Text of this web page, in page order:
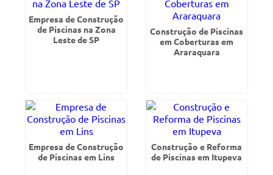
Empresa de Construção
de Piscinas na Zona
Leste de SP
Construção de Piscinas
em Coberturas em
Araraquara
Empresa de Construção
de Piscinas em Lins
Construção e Reforma
de Piscinas em Itupeva